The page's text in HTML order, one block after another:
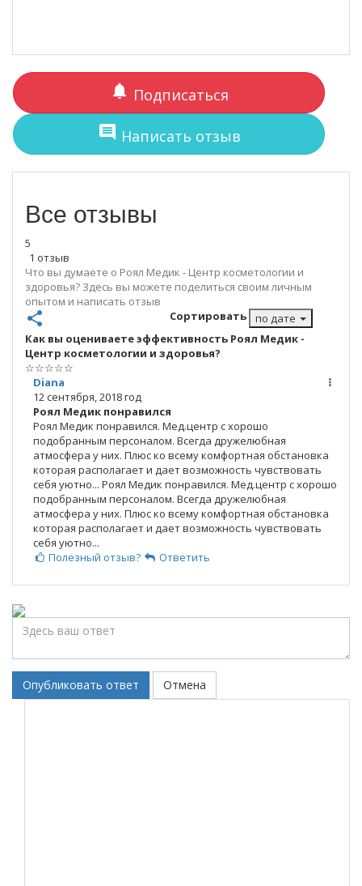
notifications Подписаться
comment Написать отзыв
Все отзывы
5
1 отзыв
Что вы думаете о Роял Медик - Центр косметологии и
здоровья? Здесь вы можете поделиться своим личным
опытом и написать отзыв
share Сортировать
по дате
Как вы оцениваете эффективность Роял Медик -
Центр косметологии и здоровья?
☆☆☆☆☆
Diana
12 сентября, 2018 год
Роял Медик понравился
Роял Медик понравился. Мед.центр с хорошо
подобранным персоналом. Всегда дружелюбная
атмосфера у них. Плюс ко всему комфортная обстановка
которая располагает и дает возможность чувствовать
себя уютно... Роял Медик понравился. Мед.центр с хорошо
подобранным персоналом. Всегда дружелюбная
атмосфера у них. Плюс ко всему комфортная обстановка
которая располагает и дает возможность чувствовать
себя уютно...
Полезный отзыв?
Ответить
Опубликовать ответ Отмена